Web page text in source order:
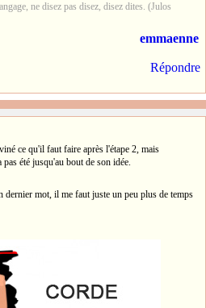
ne disez pas disez, disez dites. (Julos
emmaenne
Répondre
ce qu'il faut faire après l'étape 2, mais
été jusqu'au bout de son idée.
dernier mot, il me faut juste un peu plus de temps